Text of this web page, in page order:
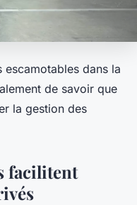
dans la
de savoir que
la gestion des
facilitent